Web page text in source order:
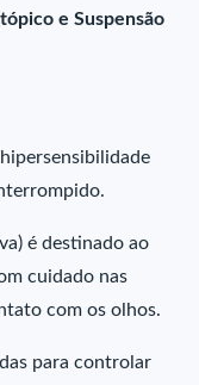
e Suspensão
é destinado ao
cuidado nas
com os olhos.
para controlar